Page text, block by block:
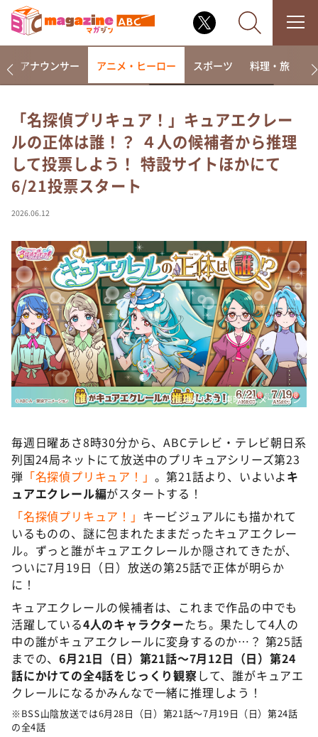
なるみ・岡村の過ぎるTV
相席食堂
これ余談なんですけど・・・
～人生密着トークバラエティ！～ やすとものいたっ
て真剣です
探偵！ナイトスクープ
news おかえり
河合＆A.B.C-Z塚田×福井アナ「なんでやねん！？」
（news おかえり）
DAIGOも台所 ～きょうの献立 何にする？～
本日はダイアンなり！シーズン２
朝だ！生です旅サラダ
教えて！ニュースライブ 正義のミカタ
新婚さんいらっしゃい！
ポツンと一軒家
ザキ山小屋本館
ぺこぱのまるスポ
アナ回覧板
アナウンサー アニメ・ヒーロー スポーツ 料理・旅
「名探偵プリキュア！」キュアエクレー
ルの正体は誰！？ ４人の候補者から推理
して投票しよう！ 特設サイトほかにて
6/21投票スタート
2026.06.12
©ABC-A・東映アニメーション
毎週日曜あさ8時30分から、ABCテレビ・テレビ朝日系
列国24局ネットにて放送中のプリキュアシリーズ第23
弾 「名探偵プリキュア！」 。第21話より、いよいよキ
ュアエクレール編がスタートする！
「名探偵プリキュア！」 キービジュアルにも描かれて
いるものの、謎に包まれたままだったキュアエクレー
ル。ずっと誰がキュアエクレールか隠されてきたが、
ついに7月19日（日）放送の第25話で正体が明らか
に！
キュアエクレールの候補者は、これまで作品の中でも
活躍している4人のキャラクターたち。果たして4人の
中の誰がキュアエクレールに変身するのか…？ 第25話
までの、6月21日（日）第21話～7月12日（日）第24
話にかけての全4話をじっくり観察して、誰がキュアエ
クレールになるかみんなで一緒に推理しよう！
※BSS山陰放送では6月28日（日）第21話～7月19日（日）第24話
の全4話